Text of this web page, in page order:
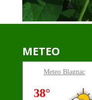
METEO
Meteo Blagnac